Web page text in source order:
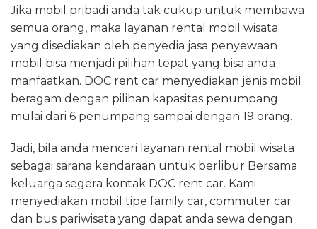
Jika mobil pribadi anda tak cukup untuk membawa
semua orang, maka layanan rental mobil wisata
yang disediakan oleh penyedia jasa penyewaan
mobil bisa menjadi pilihan tepat yang bisa anda
manfaatkan. DOC rent car menyediakan jenis mobil
beragam dengan pilihan kapasitas penumpang
mulai dari 6 penumpang sampai dengan 19 orang.
Jadi, bila anda mencari layanan rental mobil wisata
sebagai sarana kendaraan untuk berlibur Bersama
keluarga segera kontak DOC rent car. Kami
menyediakan mobil tipe family car, commuter car
dan bus pariwisata yang dapat anda sewa dengan